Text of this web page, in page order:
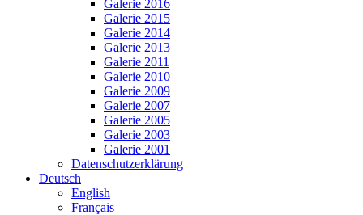
Galerie 2016
Galerie 2015
Galerie 2014
Galerie 2013
Galerie 2011
Galerie 2010
Galerie 2009
Galerie 2007
Galerie 2005
Galerie 2003
Galerie 2001
Datenschutzerklärung
Deutsch
English
Français